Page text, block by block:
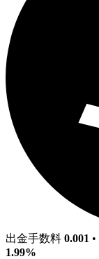
出金手数料 0.001 •
1.99%